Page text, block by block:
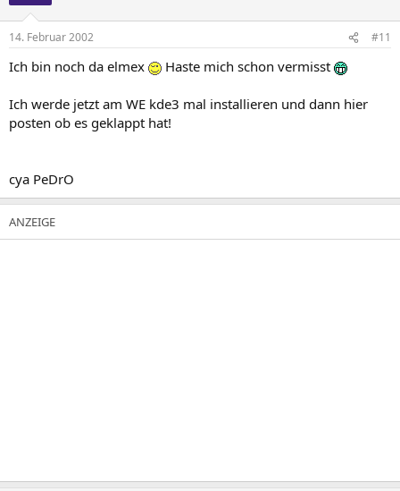
14. Februar 2002 #11
Ich bin noch da elmex Haste mich schon vermisst
Ich werde jetzt am WE kde3 mal installieren und dann hier
posten ob es geklappt hat!
cya PeDrO